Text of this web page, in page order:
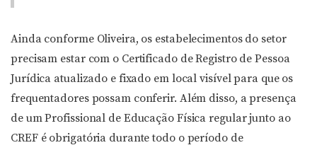
Ainda conforme Oliveira, os estabelecimentos do setor
precisam estar com o Certificado de Registro de Pessoa
Jurídica atualizado e fixado em local visível para que os
frequentadores possam conferir. Além disso, a presença
de um Profissional de Educação Física regular junto ao
CREF é obrigatória durante todo o período de